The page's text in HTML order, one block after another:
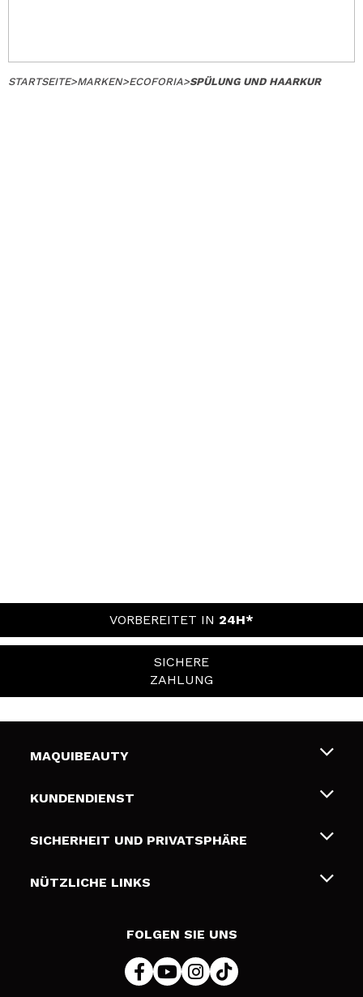
STARTSEITE>MARKEN>ECOFORIA>SPÜLUNG UND HAARKUR
VORBEREITET IN 24H*
SICHERE
ZAHLUNG
MAQUIBEAUTY
Über uns
Geschenkkarten
KUNDENDIENST
Liefer- und Versandkosten
Zahlung
SICHERHEIT UND PRIVATSPHÄRE
Bedingungen und Datenschutz
NÜTZLICHE LINKS
FOLGEN SIE UNS